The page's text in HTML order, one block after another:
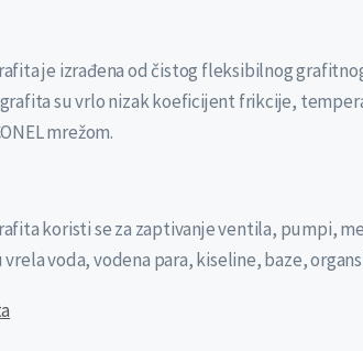
je izrađena od čistog fleksibilnog
su vrlo nizak koeficijent frikcije,
mrežom.
koristi se za zaptivanje ventila, pumpi,
voda, vodena para, kiseline, baze,